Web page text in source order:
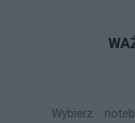
Wybierz